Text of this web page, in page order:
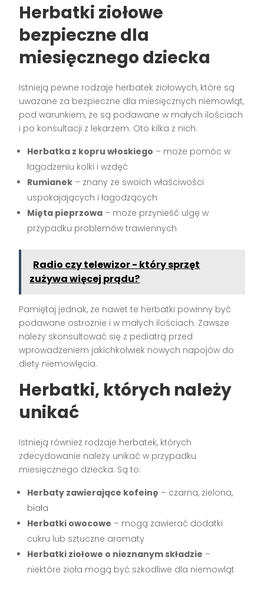
Herbatki ziołowe
bezpieczne dla
miesięcznego dziecka
Istnieją pewne rodzaje herbatek ziołowych, które są
uważane za bezpieczne dla miesięcznych niemowląt,
pod warunkiem, że są podawane w małych ilościach
i po konsultacji z lekarzem. Oto kilka z nich:
Herbatka z kopru włoskiego – może pomóc w
łagodzeniu kolki i wzdęć
Rumianek – znany ze swoich właściwości
uspokajających i łagodzących
Mięta pieprzowa – może przynieść ulgę w
przypadku problemów trawiennych
Radio czy telewizor - który sprzęt
zużywa więcej prądu?
Pamiętaj jednak, że nawet te herbatki powinny być
podawane ostrożnie i w małych ilościach. Zawsze
należy skonsultować się z pediatrą przed
wprowadzeniem jakichkolwiek nowych napojów do
diety niemowlęcia.
Herbatki, których należy
unikać
Istnieją również rodzaje herbatek, których
zdecydowanie należy unikać w przypadku
miesięcznego dziecka. Są to:
Herbaty zawierające kofeinę – czarna, zielona,
biała
Herbatki owocowe – mogą zawierać dodatki
cukru lub sztuczne aromaty
Herbatki ziołowe o nieznanym składzie –
niektóre zioła mogą być szkodliwe dla niemowląt